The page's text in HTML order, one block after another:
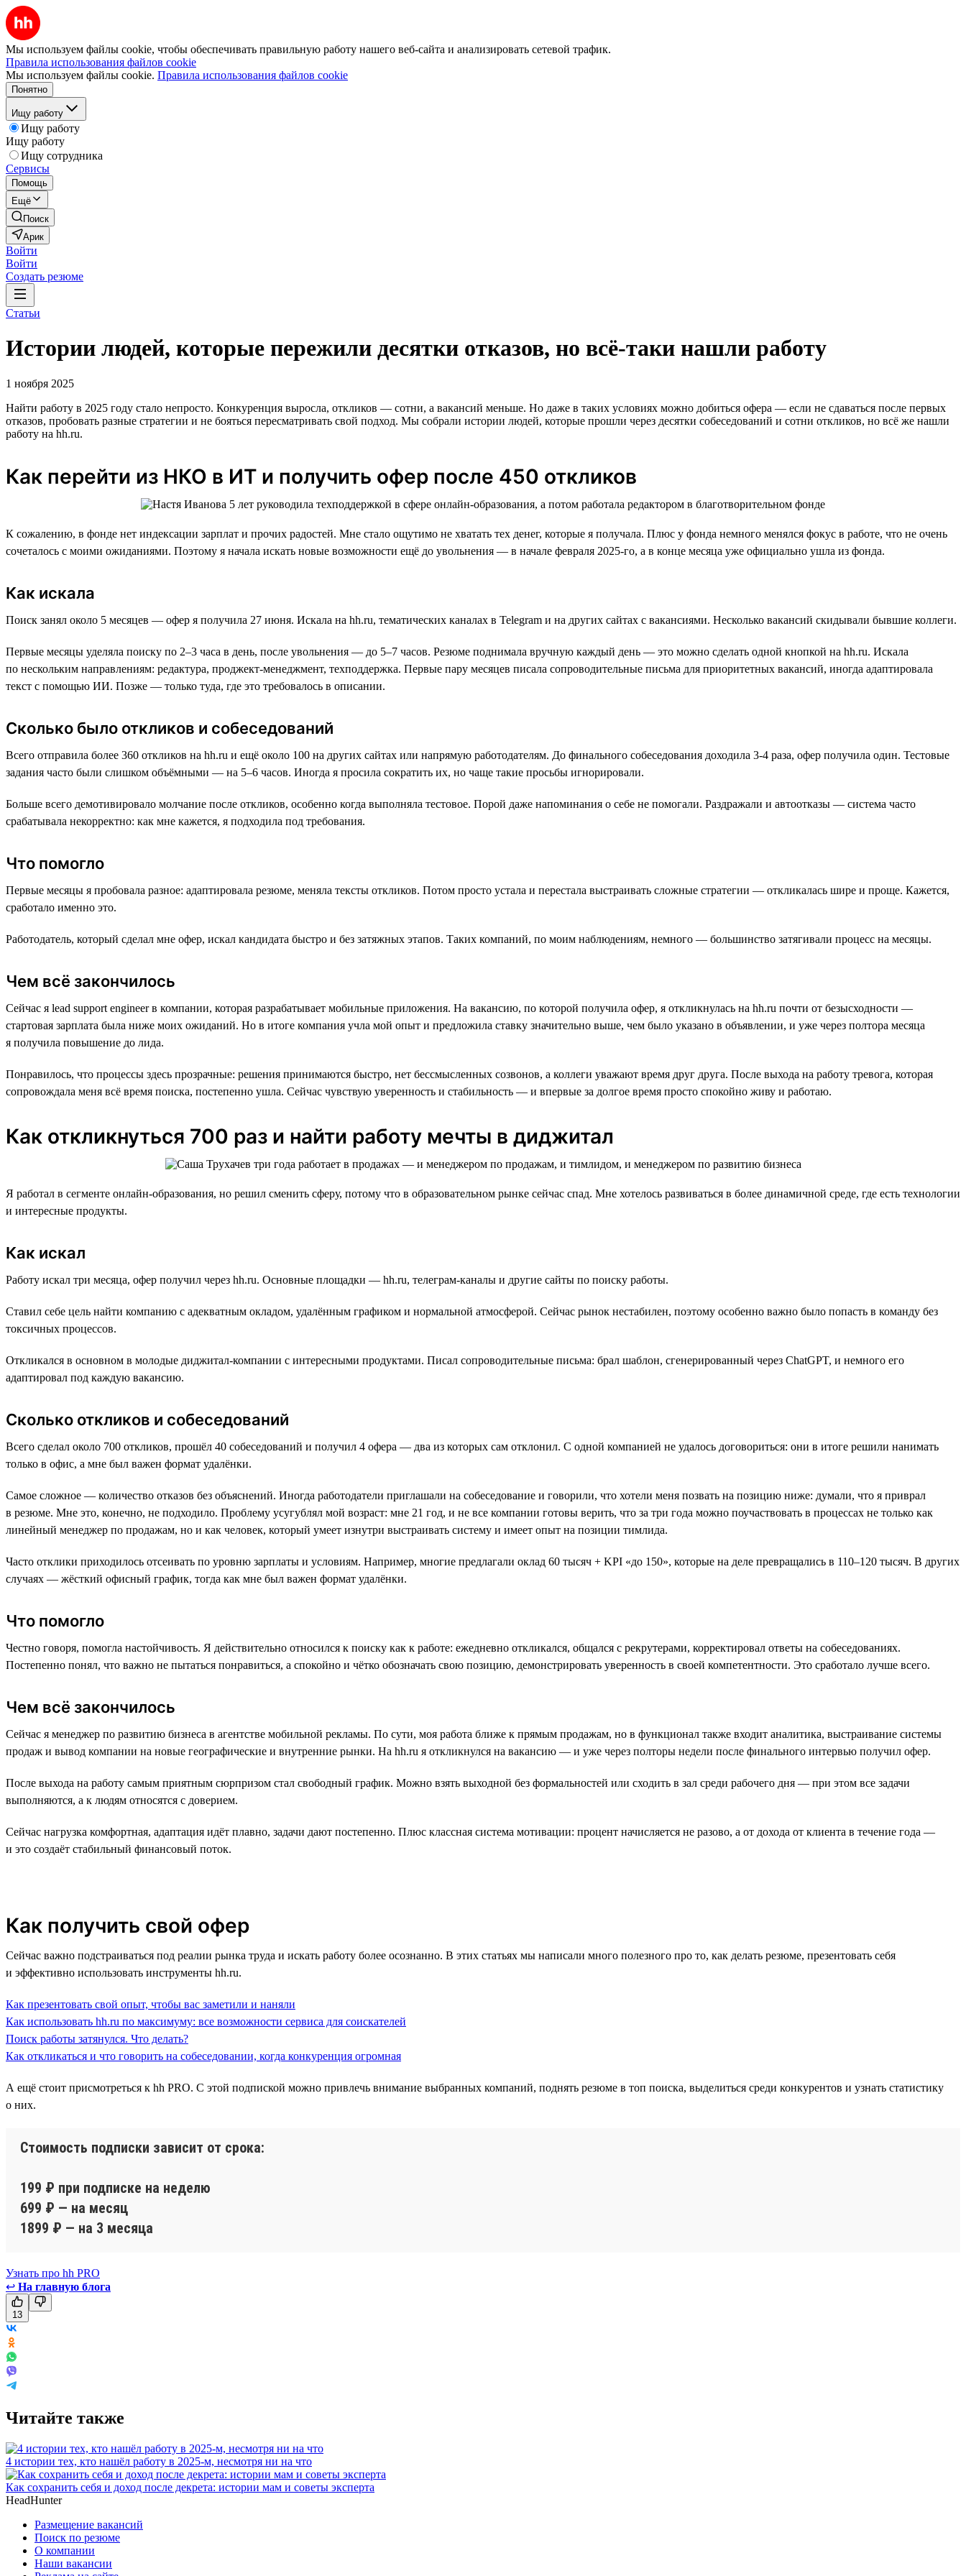
Мы используем файлы cookie, чтобы обеспечивать правильную работу нашего веб-сайта и анализировать сетевой трафик.
Правила использования файлов cookie
Мы используем файлы cookie. Правила использования файлов cookie
Понятно
Ищу работу
Ищу работу
Ищу работу
Ищу сотрудника
Сервисы
Помощь
Ещё
Поиск
Арик
Войти
Войти
Создать резюме
Статьи
Истории людей, которые пережили десятки отказов, но всё-таки нашли работу
1 ноября 2025
Найти работу в 2025 году стало непросто. Конкуренция выросла, откликов — сотни, а вакансий меньше. Но даже в таких условиях можно добиться офера — если не сдаваться после первых
отказов, пробовать разные стратегии и не бояться пересматривать свой подход. Мы собрали истории людей, которые прошли через десятки собеседований и сотни откликов, но всё же нашли
работу на hh.ru.
Как перейти из НКО в ИТ и получить офер после 450 откликов
К сожалению, в фонде нет индексации зарплат и прочих радостей. Мне стало ощутимо не хватать тех денег, которые я получала. Плюс у фонда немного менялся фокус в работе, что не очень
сочеталось с моими ожиданиями. Поэтому я начала искать новые возможности ещё до увольнения — в начале февраля 2025-го, а в конце месяца уже официально ушла из фонда.
Как искала
Поиск занял около 5 месяцев — офер я получила 27 июня. Искала на hh.ru, тематических каналах в Telegram и на других сайтах с вакансиями. Несколько вакансий скидывали бывшие коллеги.
Первые месяцы уделяла поиску по 2–3 часа в день, после увольнения — до 5–7 часов. Резюме поднимала вручную каждый день — это можно сделать одной кнопкой на hh.ru. Искала
по нескольким направлениям: редактура, проджект-менеджмент, техподдержка. Первые пару месяцев писала сопроводительные письма для приоритетных вакансий, иногда адаптировала
текст с помощью ИИ. Позже — только туда, где это требовалось в описании.
Сколько было откликов и собеседований
Всего отправила более 360 откликов на hh.ru и ещё около 100 на других сайтах или напрямую работодателям. До финального собеседования доходила 3-4 раза, офер получила один. Тестовые
задания часто были слишком объёмными — на 5–6 часов. Иногда я просила сократить их, но чаще такие просьбы игнорировали.
Больше всего демотивировало молчание после откликов, особенно когда выполняла тестовое. Порой даже напоминания о себе не помогали. Раздражали и автоотказы — система часто
срабатывала некорректно: как мне кажется, я подходила под требования.
Что помогло
Первые месяцы я пробовала разное: адаптировала резюме, меняла тексты откликов. Потом просто устала и перестала выстраивать сложные стратегии — откликалась шире и проще. Кажется,
сработало именно это.
Работодатель, который сделал мне офер, искал кандидата быстро и без затяжных этапов. Таких компаний, по моим наблюдениям, немного — большинство затягивали процесс на месяцы.
Чем всё закончилось
Сейчас я lead support engineer в компании, которая разрабатывает мобильные приложения. На вакансию, по которой получила офер, я откликнулась на hh.ru почти от безысходности —
стартовая зарплата была ниже моих ожиданий. Но в итоге компания учла мой опыт и предложила ставку значительно выше, чем было указано в объявлении, и уже через полтора месяца
я получила повышение до лида.
Понравилось, что процессы здесь прозрачные: решения принимаются быстро, нет бессмысленных созвонов, а коллеги уважают время друг друга. После выхода на работу тревога, которая
сопровождала меня всё время поиска, постепенно ушла. Сейчас чувствую уверенность и стабильность — и впервые за долгое время просто спокойно живу и работаю.
Как откликнуться 700 раз и найти работу мечты в диджитал
Я работал в сегменте онлайн-образования, но решил сменить сферу, потому что в образовательном рынке сейчас спад. Мне хотелось развиваться в более динамичной среде, где есть технологии
и интересные продукты.
Как искал
Работу искал три месяца, офер получил через hh.ru. Основные площадки — hh.ru, телеграм-каналы и другие сайты по поиску работы.
Ставил себе цель найти компанию с адекватным окладом, удалённым графиком и нормальной атмосферой. Сейчас рынок нестабилен, поэтому особенно важно было попасть в команду без
токсичных процессов.
Откликался в основном в молодые диджитал-компании с интересными продуктами. Писал сопроводительные письма: брал шаблон, сгенерированный через ChatGPT, и немного его
адаптировал под каждую вакансию.
Сколько откликов и собеседований
Всего сделал около 700 откликов, прошёл 40 собеседований и получил 4 офера — два из которых сам отклонил. С одной компанией не удалось договориться: они в итоге решили нанимать
только в офис, а мне был важен формат удалёнки.
Самое сложное — количество отказов без объяснений. Иногда работодатели приглашали на собеседование и говорили, что хотели меня позвать на позицию ниже: думали, что я приврал
в резюме. Мне это, конечно, не подходило. Проблему усугублял мой возраст: мне 21 год, и не все компании готовы верить, что за три года можно поучаствовать в процессах не только как
линейный менеджер по продажам, но и как человек, который умеет изнутри выстраивать систему и имеет опыт на позиции тимлида.
Часто отклики приходилось отсеивать по уровню зарплаты и условиям. Например, многие предлагали оклад 60 тысяч + KPI «до 150», которые на деле превращались в 110–120 тысяч. В других
случаях — жёсткий офисный график, тогда как мне был важен формат удалёнки.
Что помогло
Честно говоря, помогла настойчивость. Я действительно относился к поиску как к работе: ежедневно откликался, общался с рекрутерами, корректировал ответы на собеседованиях.
Постепенно понял, что важно не пытаться понравиться, а спокойно и чётко обозначать свою позицию, демонстрировать уверенность в своей компетентности. Это сработало лучше всего.
Чем всё закончилось
Сейчас я менеджер по развитию бизнеса в агентстве мобильной рекламы. По сути, моя работа ближе к прямым продажам, но в функционал также входит аналитика, выстраивание системы
продаж и вывод компании на новые географические и внутренние рынки. На hh.ru я откликнулся на вакансию — и уже через полторы недели после финального интервью получил офер.
После выхода на работу самым приятным сюрпризом стал свободный график. Можно взять выходной без формальностей или сходить в зал среди рабочего дня — при этом все задачи
выполняются, а к людям относятся с доверием.
Сейчас нагрузка комфортная, адаптация идёт плавно, задачи дают постепенно. Плюс классная система мотивации: процент начисляется не разово, а от дохода от клиента в течение года —
и это создаёт стабильный финансовый поток.
Как получить свой офер
Сейчас важно подстраиваться под реалии рынка труда и искать работу более осознанно. В этих статьях мы написали много полезного про то, как делать резюме, презентовать себя
и эффективно использовать инструменты hh.ru.
Как презентовать свой опыт, чтобы вас заметили и наняли
Как использовать hh.ru по максимуму: все возможности сервиса для соискателей
Поиск работы затянулся. Что делать?
Как откликаться и что говорить на собеседовании, когда конкуренция огромная
А ещё стоит присмотреться к hh PRO. С этой подпиской можно привлечь внимание выбранных компаний, поднять резюме в топ поиска, выделиться среди конкурентов и узнать статистику
о них.
Стоимость подписки зависит от срока:
199 ₽ при подписке на неделю
699 ₽ — на месяц
1899 ₽ — на 3 месяца
Узнать про hh PRO
↩ На главную блога
13
Читайте также
4 истории тех, кто нашёл работу в 2025-м, несмотря ни на что
Как сохранить себя и доход после декрета: истории мам и советы эксперта
HeadHunter
Размещение вакансий
Поиск по резюме
О компании
Наши вакансии